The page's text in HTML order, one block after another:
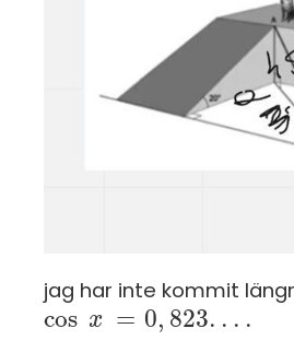
jag har inte kommit
cos x = 0, 823. . . .
cos x = 0, 823....